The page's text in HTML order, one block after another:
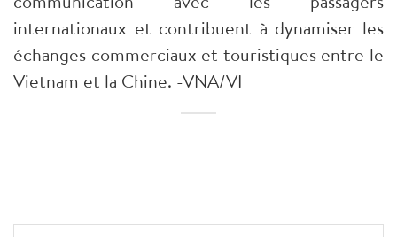
internationaux et contribuent à dynamiser les
échanges commerciaux et touristiques entre le
Vietnam et la Chine. -VNA/VI